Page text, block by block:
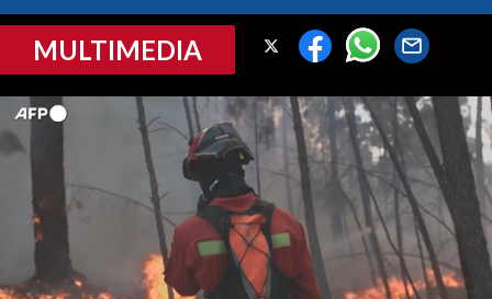
CRONACA SARDEGNA
PROVINCIA DI CAGLIARI
SULCIS IGLESIENTE
MEDIO CAMPIDANO
ORISTANO E PROVINCIA
SASSARI E PROVINCIA
GALLURA
MULTIMEDIA